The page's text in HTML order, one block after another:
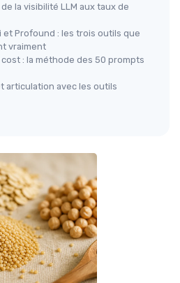
de la visibilité LLM aux taux de
et Profound : les trois outils que
vraiment
: la méthode des 50 prompts
articulation avec les outils